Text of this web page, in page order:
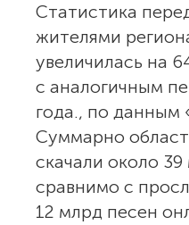
Статистика
жителями
увеличилась на
с аналогичным
года., по данным
Суммарно
скачали около 39
сравнимо с
12 млрд песен